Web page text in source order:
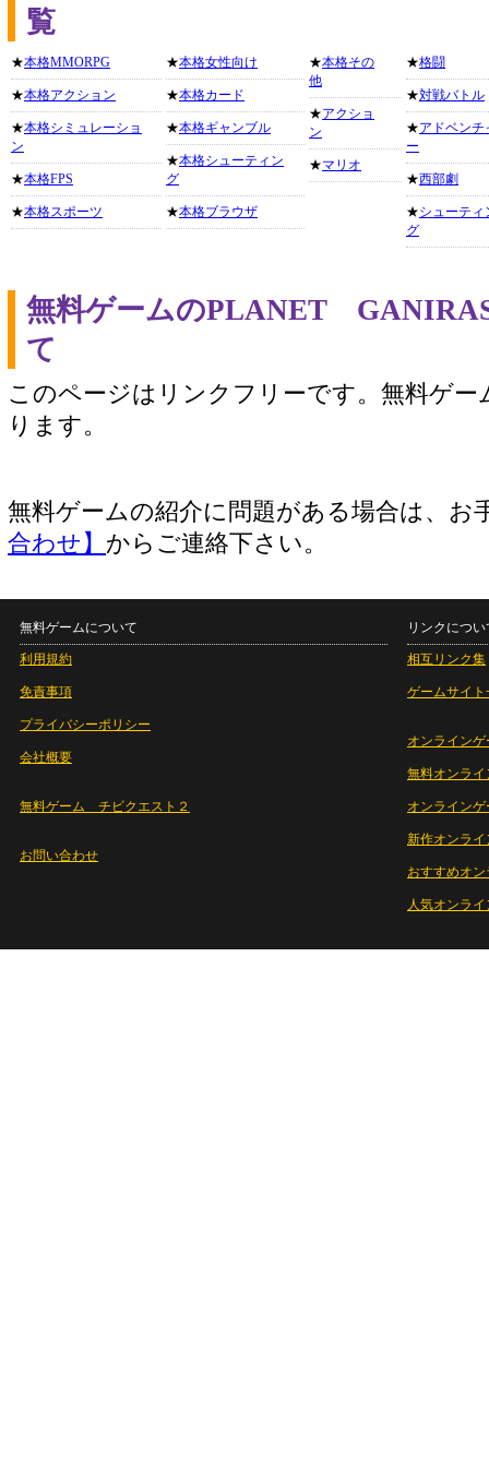
覧
★本格MMORPG
★本格アクション
★本格シミュレーショ
ン
★本格FPS
★本格スポーツ
★本格女性向け
★本格カード
★本格ギャンブル
★本格シューティン
グ
★本格ブラウザ
★本格その
他
★アクショ
ン
★マリオ
★格闘
★対戦バトル
★アドベンチ
ー
★西部劇
★シューティ
グ
無料ゲームのPLANET
て
このページはリンクフリーです。無料ゲー
ります。
無料ゲームの紹介に問題がある場合は、お
合わせ】 からご連絡下さい。
無料ゲームについて
利用規約
免責事項
プライバシーポリシー
会社概要
無料ゲーム チビクエスト２
お問い合わせ
リンクについ
相互リンク集
ゲームサイト
オンラインゲ
無料オンライ
オンライン
新作オンライ
おすすめオ
人気オンラ